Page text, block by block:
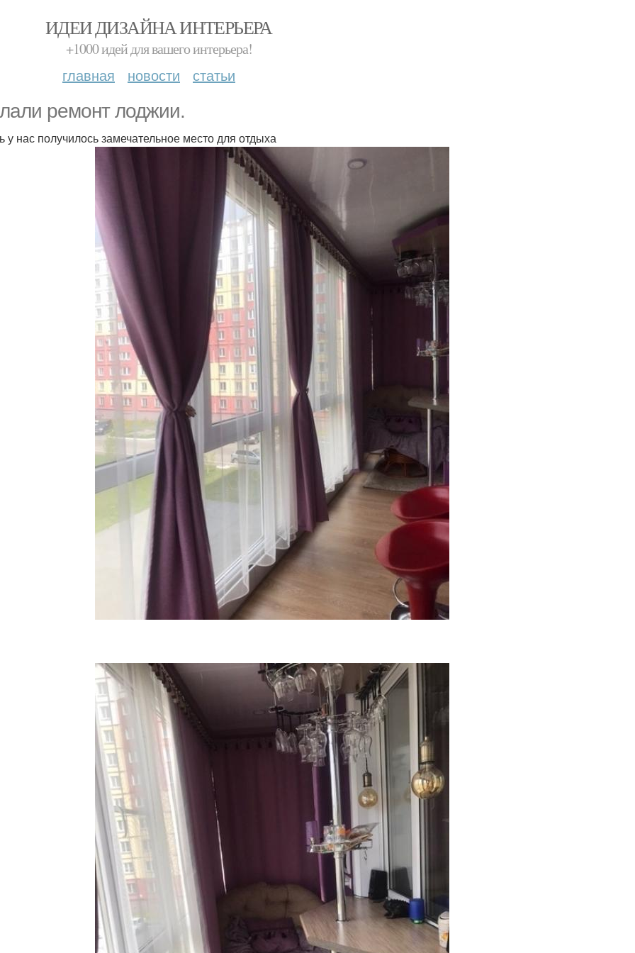
ИДЕИ ДИЗАЙНА ИНТЕРЬЕРА
+1000 идей для вашего интерьера!
главная новости статьи
ремонт лоджии.
у нас получилось замечательное место для отдыха